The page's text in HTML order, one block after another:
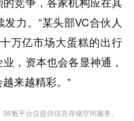
力。”某头部VC合伙人
万亿市场大蛋糕的出行
，资本也会各显神通，
来越精彩。”
氪平台仅提供信息存储空间服务。